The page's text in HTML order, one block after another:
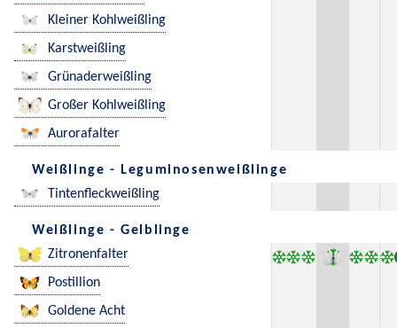
Kleiner Kohlweißling
Karstweißling
Grünaderweißling
Großer Kohlweißling
Aurorafalter
Weißlinge - Leguminosenweißlinge
Tintenfleckweißling
Weißlinge - Gelblinge
Zitronenfalter
Postillion
Goldene Acht